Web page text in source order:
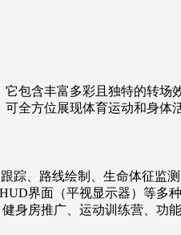
包含丰富多彩且独特的转
全方位展现体育运动和身体
踪、路线绘制、生命体征监
界面（平视显示器）等多种
身房推广、运动训练营、功